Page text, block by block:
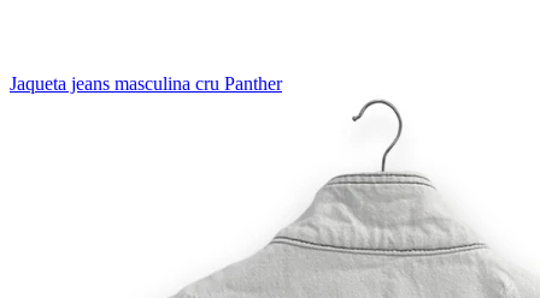
Jaqueta jeans masculina cru Panther